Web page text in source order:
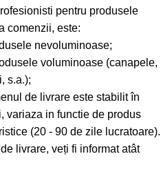
pentru produsele
comenzii, este:
nevoluminoase;
voluminoase (canapele,
s.a.);
de livrare este stabilit în
variaza in functie de produs
(20 - 90 de zile lucratoare).
livrare, veți fi informat atât